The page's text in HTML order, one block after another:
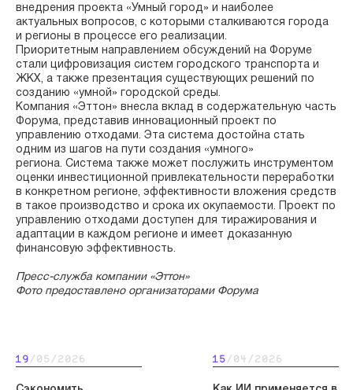
внедрения проекта «Умный город» и наиболее
актуальных вопросов, с которыми сталкиваются города
и регионы в процессе его реализации.
Приоритетным направлением обсуждений на Форуме
стали цифровизация систем городского транспорта и
ЖКХ, а также презентация существующих решений по
созданию «умной» городской среды.
Компания «Эттон» внесла вклад в содержательную часть
Форума, представив инновационный проект по
управлению отходами. Эта система достойна стать
одним из шагов на пути создания «умного»
региона. Система также может послужить инструментом
оценки инвестиционной привлекательности переработки
в конкретном регионе, эффективности вложения средств
в такое производство и срока их окупаемости. Проект по
управлению отходами доступен для тиражирования и
адаптации в каждом регионе и имеет доказанную
финансовую эффективность.
Пресс-служба компании «Эттон»
Фото предоставлено организаторами Форума
19 /05/2026 15 /04/2026